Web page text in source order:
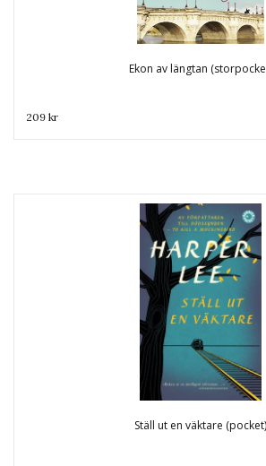
Ekon av längtan
209 kr
Ställ ut en väktare (pocket)